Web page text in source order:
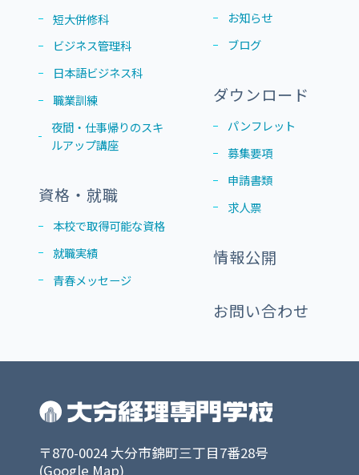
短大併修科
ビジネス管理科
日本語ビジネス科
職業訓練
夜間・仕事帰りのスキ
ルアップ講座
資格・就職
本校で取得可能な資格
就職実績
青春メッセージ
お知らせ
ブログ
ダウンロード
パンフレット
募集要項
申請書類
求人票
情報公開
お問い合わせ
〒870-0024 大分市錦町三丁目7番28号
(Google Map)